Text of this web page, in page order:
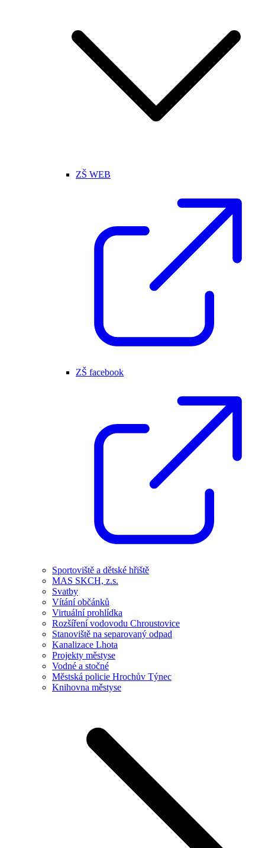
ZŠ WEB
ZŠ facebook
Sportoviště a dětské hřiště
MAS SKCH, z.s.
Svatby
Vítání občánků
Virtuální prohlídka
Rozšíření vodovodu Chroustovice
Stanoviště na separovaný odpad
Kanalizace Lhota
Projekty městyse
Vodné a stočné
Městská policie Hrochův Týnec
Knihovna městyse